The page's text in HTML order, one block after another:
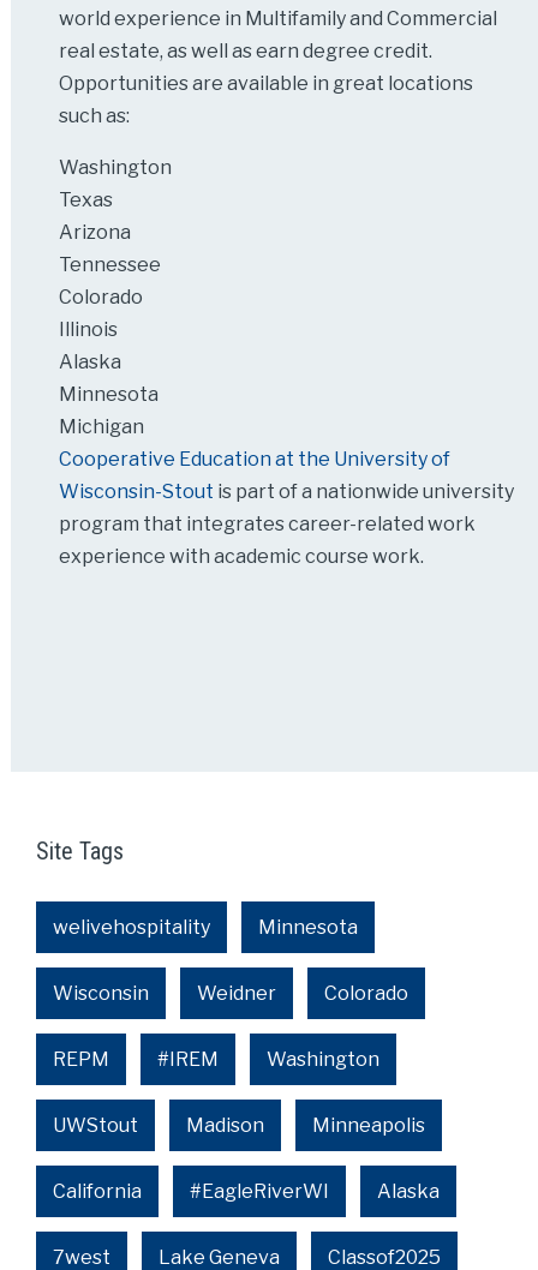
world experience in Multifamily and Commercial
real estate, as well as earn degree credit.
Opportunities are available in great locations
such as:
Washington
Texas
Arizona
Tennessee
Colorado
Illinois
Alaska
Minnesota
Michigan
Cooperative Education at the University of
Wisconsin-Stout is part of a nationwide university
program that integrates career-related work
experience with academic course work.
Site Tags
welivehospitality Minnesota
Wisconsin Weidner Colorado
REPM #IREM Washington
UWStout Madison Minneapolis
California #EagleRiverWI Alaska
7west Lake Geneva Classof2025